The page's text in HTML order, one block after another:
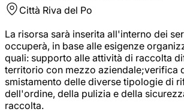
Città Riva del Po
La risorsa sarà inserita all'interno dei
occuperà, in base alle esigenze
quali: supporto alle attività di raccolta
territorio con mezzo aziendale;verifica
smistamento delle diverse tipologie di
dell'ordine, della pulizia e della
raccolta.